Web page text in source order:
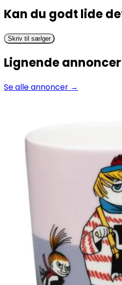
Kan du godt lide
Skriv til sælger
Lignende annoncer
Se alle annoncer →